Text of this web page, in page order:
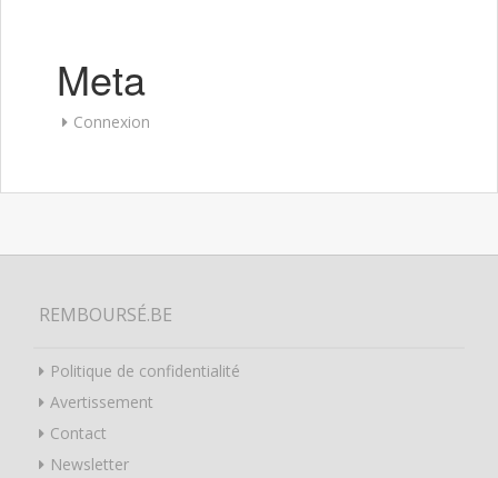
Meta
Connexion
REMBOURSÉ.BE
Politique de confidentialité
Avertissement
Contact
Newsletter